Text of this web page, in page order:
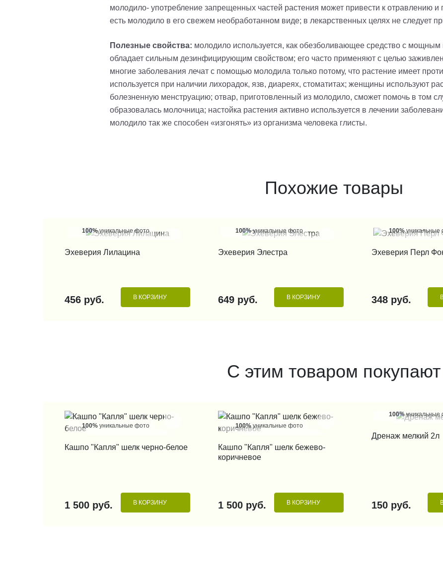
молодило- употребление запрещенных частей растения может привести к отравлению
есть молодило в его свежем необработанном виде; в лекарственных целях не следует
Полезные свойства: молодило используется, как обезболивающее средство с
обладает сильным дезинфицирующим свойством; его часто применяют с целью
многие заболевания лечат с помощью молодила только потому, что растение имеет
используется при наличии лихорадок, язв, диареях, стоматитах; женщины используют
болезненную менструацию; отвар, приготовленный из молодило, сможет помочь в том
образовалась молочница; настойка растения активно используется в лечении
молодило так же способен «изгонять» из организма человека глисты.
Похожие товары
100%уникальные фото
Эхеверия Лилацина
456 руб. В КОРЗИНУ
100%уникальные фото
Эхеверия Элестра
649 руб. В КОРЗИНУ
100%уникальные
Эхеверия Перл
348 руб.
С этим товаром покупают
100% уникальные фото
КУПИТЬ В 1 КЛИК
Кашпо "Капля" шелк черно-белое
1 500 руб. В КОРЗИНУ
100%уникальные фото
КУПИТЬ В 1 КЛИК
Кашпо "Капля" шелк бежево-
коричневое
1 500 руб. В КОРЗИНУ
100%уникальные
Дренаж мелкий 2л
150 руб.